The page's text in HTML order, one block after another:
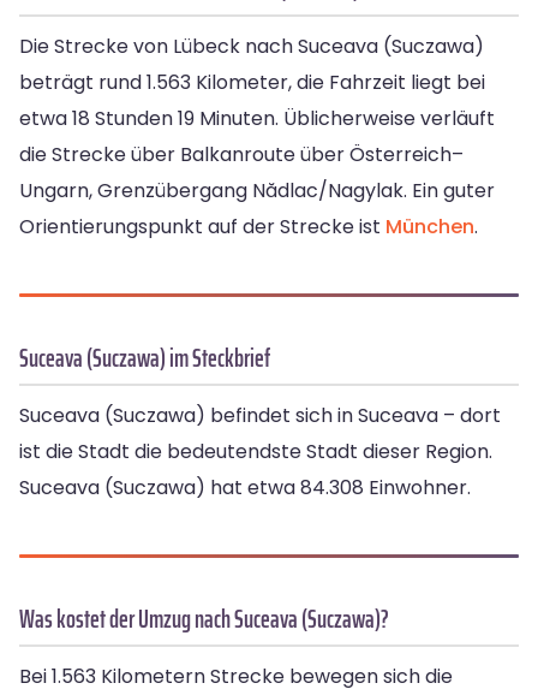
Die Strecke von Lübeck nach Suceava (Suczawa)
beträgt rund 1.563 Kilometer, die Fahrzeit liegt bei
etwa 18 Stunden 19 Minuten. Üblicherweise verläuft
die Strecke über Balkanroute über Österreich–
Ungarn, Grenzübergang Nădlac/Nagylak. Ein guter
Orientierungspunkt auf der Strecke ist München.
Suceava (Suczawa) im Steckbrief
Suceava (Suczawa) befindet sich in Suceava – dort
ist die Stadt die bedeutendste Stadt dieser Region.
Suceava (Suczawa) hat etwa 84.308 Einwohner.
Was kostet der Umzug nach Suceava (Suczawa)?
Bei 1.563 Kilometern Strecke bewegen sich die